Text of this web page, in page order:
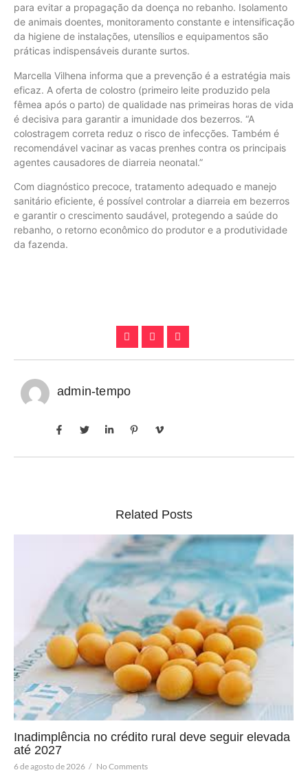
para evitar a propagação da doença no rebanho. Isolamento
de animais doentes, monitoramento constante e intensificação
da higiene de instalações, utensílios e equipamentos são
práticas indispensáveis durante surtos.
Marcella Vilhena informa que a prevenção é a estratégia mais
eficaz. A oferta de colostro (primeiro leite produzido pela
fêmea após o parto) de qualidade nas primeiras horas de vida
é decisiva para garantir a imunidade dos bezerros. “A
colostragem correta reduz o risco de infecções. Também é
recomendável vacinar as vacas prenhes contra os principais
agentes causadores de diarreia neonatal.”
Com diagnóstico precoce, tratamento adequado e manejo
sanitário eficiente, é possível controlar a diarreia em bezerros
e garantir o crescimento saudável, protegendo a saúde do
rebanho, o retorno econômico do produtor e a produtividade
da fazenda.
admin-tempo
Related Posts
Inadimplência no crédito rural deve seguir elevada
até 2027
6 de agosto de 2026 / No Comments